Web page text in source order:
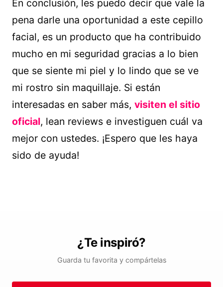
En conclusión, les puedo decir que vale la
pena darle una oportunidad a este cepillo
facial, es un producto que ha contribuido
mucho en mi seguridad gracias a lo bien
que se siente mi piel y lo lindo que se ve
mi rostro sin maquillaje. Si están
interesadas en saber más, visiten el sitio
oficial, lean reviews e investiguen cuál va
mejor con ustedes. ¡Espero que les haya
sido de ayuda!
¿Te inspiró?
Guarda tu favorita y compártelas